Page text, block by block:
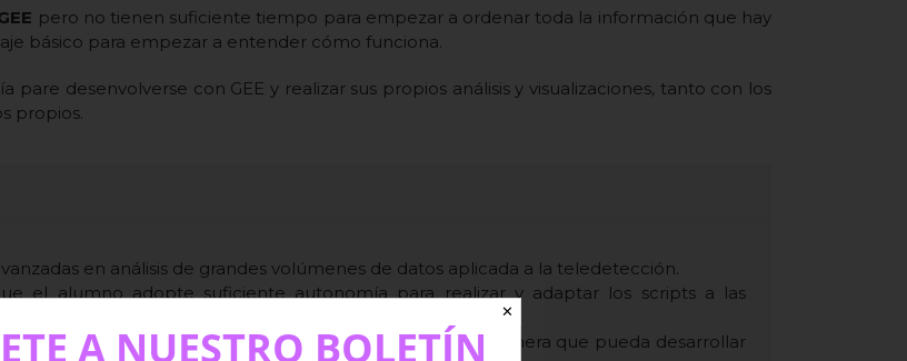
pero no tienen suficiente tiempo para empezar a ordenar toda la información que hay
básico para empezar a entender cómo funciona.
desenvolverse con GEE y realizar sus propios análisis y visualizaciones, tanto con los
propios.
en análisis de grandes volúmenes de datos aplicada a la teledetección.
el alumno adopte suficiente autonomía para realizar y adaptar los scripts a las
la asimilación de conocimientos en este área de manera que pueda desarrollar
✕
A NUESTRO BOLETÍN